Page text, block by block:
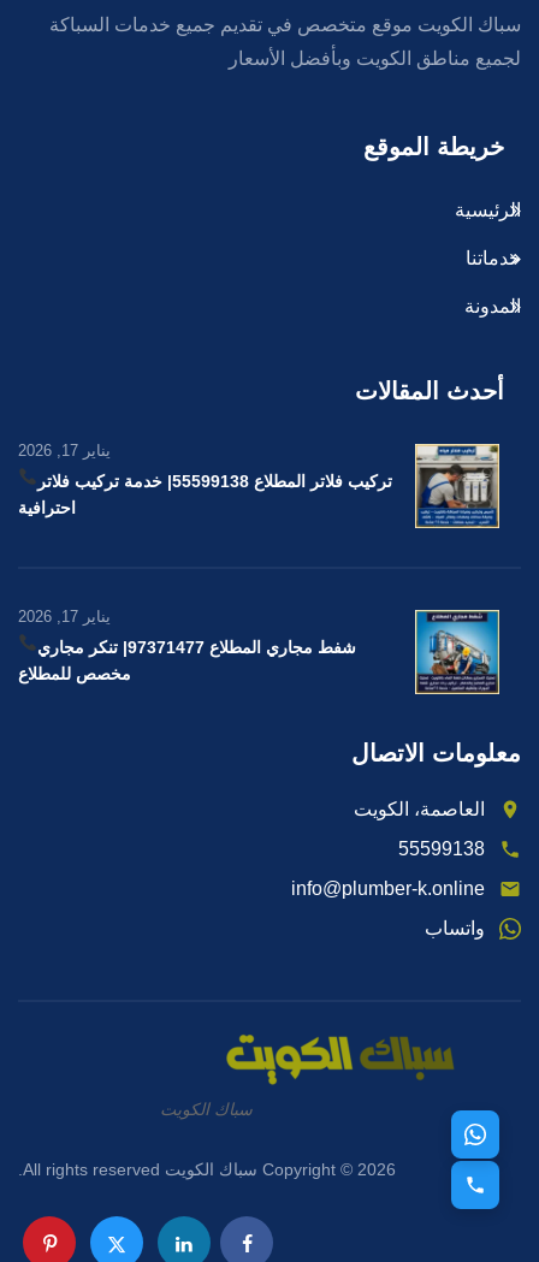
سباك الكويت موقع متخصص في تقديم جميع خدمات السباكة
لجميع مناطق الكويت وبأفضل الأسعار
خريطة الموقع
الرئيسية
خدماتنا
المدونة
أحدث المقالات
يناير 17, 2026
تركيب فلاتر المطلاع 55599138
| خدمة تركيب فلاتر
احترافية
يناير 17, 2026
شفط مجاري المطلاع 97371477
| تنكر مجاري
مخصص للمطلاع
معلومات الاتصال
العاصمة، الكويت
55599138
info@plumber-k.online
واتساب
سباك الكويت
Copyright © 2026 سباك الكويت All rights reserved.